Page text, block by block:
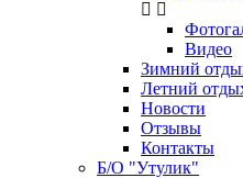
Видео
Зимний
Летний
Новости
Отзывы
Контакты
Б/О "Утулик"